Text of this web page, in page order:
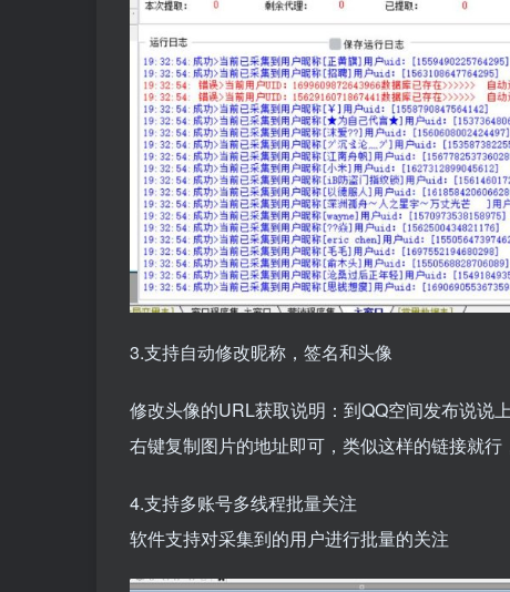
3.支持自动修改昵称，签名和头像
修改头像的URL获取说明：到QQ空间发布说说
右键复制图片的地址即可，类似这样的链接就
4.支持多账号多线程批量关注
软件支持对采集到的用户进行批量的关注